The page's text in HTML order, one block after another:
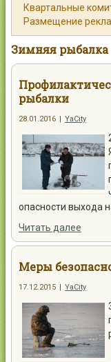
Помощь
Контакты
Квартальные
Размещение
Зимняя рыбалка
рыбалки
28.01.2016 | YaCity
опасности выхода
Читать далее
Меры
17.12.2015 | YaCity